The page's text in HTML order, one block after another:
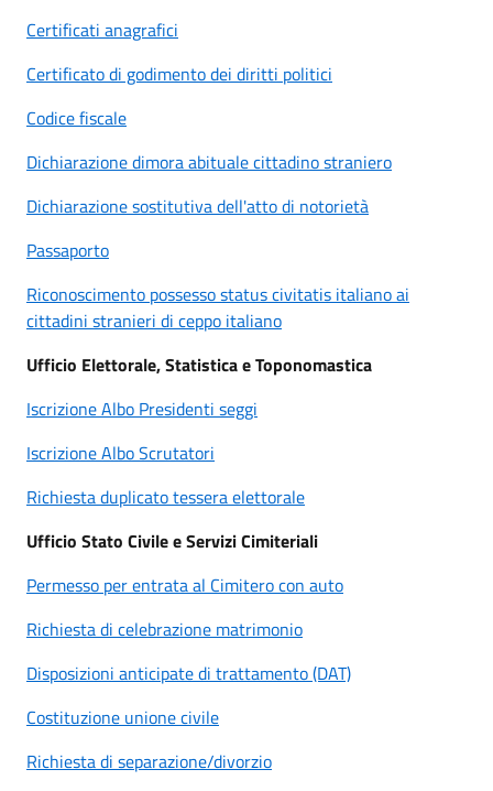
Certificati anagrafici
Certificato di godimento dei diritti politici
Codice fiscale
Dichiarazione dimora abituale cittadino straniero
Dichiarazione sostitutiva dell'atto di notorietà
Passaporto
Riconoscimento possesso status civitatis italiano ai
cittadini stranieri di ceppo italiano
Ufficio Elettorale, Statistica e Toponomastica
Iscrizione Albo Presidenti seggi
Iscrizione Albo Scrutatori
Richiesta duplicato tessera elettorale
Ufficio Stato Civile e Servizi Cimiteriali
Permesso per entrata al Cimitero con auto
Richiesta di celebrazione matrimonio
Disposizioni anticipate di trattamento (DAT)
Costituzione unione civile
Richiesta di separazione/divorzio